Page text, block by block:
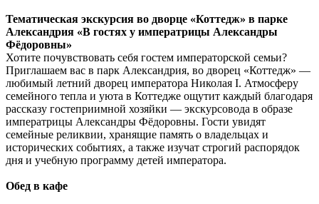
Тематическая экскурсия во дворце «Коттедж» в парке
Александрия «В гостях у императрицы Александры
Фёдоровны»
Хотите почувствовать себя гостем императорской семьи?
Приглашаем вас в парк Александрия, во дворец «Коттедж» —
любимый летний дворец императора Николая I. Атмосферу
семейного тепла и уюта в Коттедже ощутит каждый благодаря
рассказу гостеприимной хозяйки — экскурсовода в образе
императрицы Александры Фёдоровны. Гости увидят
семейные реликвии, хранящие память о владельцах и
исторических событиях, а также изучат строгий распорядок
дня и учебную программу детей императора.
Обед в кафе